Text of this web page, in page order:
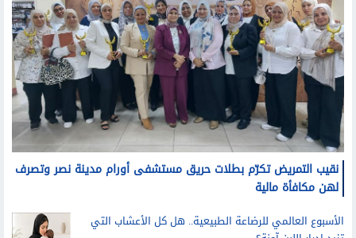
نقيب التمريض تكرّم بطلات حريق مستشفى أورام مدينة نصر وتصرف
لهن مكافأة مالية
الأسبوع العالمي للرضاعة الطبيعية.. هل كل الأعشاب التي
تزيد إدرار اللبن آمنة؟
لماذا تكون الرضاعة الطبيعية أصعب بعد الولادة القيصرية؟